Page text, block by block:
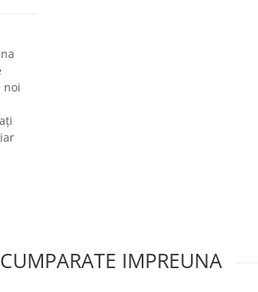
noi
IMPREUNA